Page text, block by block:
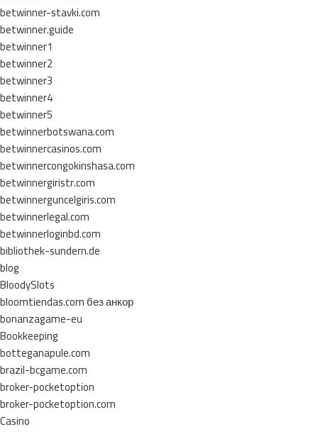
betwinner-stavki.com
betwinner.guide
betwinner1
betwinner2
betwinner3
betwinner4
betwinner5
betwinnerbotswana.com
betwinnercasinos.com
betwinnercongokinshasa.com
betwinnergiristr.com
betwinnerguncelgiris.com
betwinnerlegal.com
betwinnerloginbd.com
bibliothek-sundern.de
blog
BloodySlots
bloomtiendas.com без анкор
bonanzagame-eu
Bookkeeping
botteganapule.com
brazil-bcgame.com
broker-pocketoption
broker-pocketoption.com
Casino